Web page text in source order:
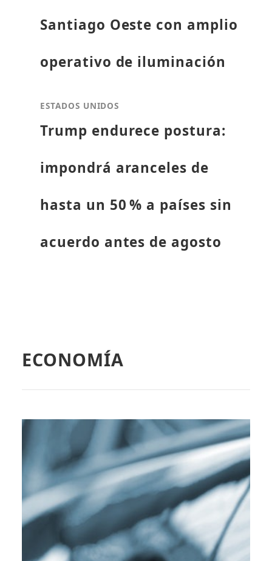
Santiago Oeste con amplio
operativo de iluminación
ESTADOS UNIDOS
Trump endurece postura:
impondrá aranceles de
hasta un 50 % a países sin
acuerdo antes de agosto
ECONOMÍA